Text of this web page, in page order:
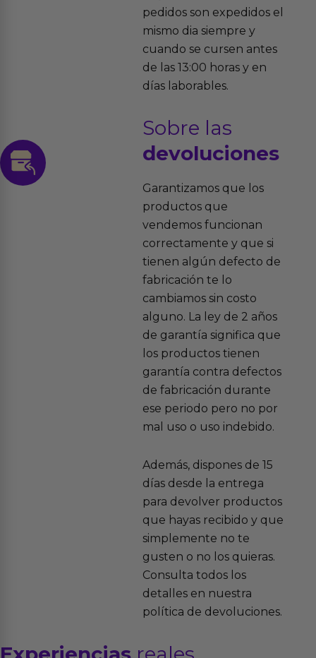
pedidos son expedidos el
mismo dia siempre y
cuando se cursen antes
de las 13:00 horas y en
días laborables.
Sobre las
devoluciones
Garantizamos que los
productos que
vendemos funcionan
correctamente y que si
tienen algún defecto de
fabricación te lo
cambiamos sin costo
alguno. La ley de 2 años
de garantía significa que
los productos tienen
garantía contra defectos
de fabricación durante
ese periodo pero no por
mal uso o uso indebido.
Además, dispones de 15
días desde la entrega
para devolver productos
que hayas recibido y que
simplemente no te
gusten o no los quieras.
Consulta todos los
detalles en nuestra
política de devoluciones.